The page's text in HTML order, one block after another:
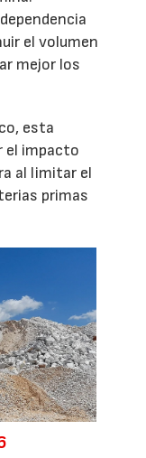
el volumen
mejor los
esta
el impacto
al limitar el
primas